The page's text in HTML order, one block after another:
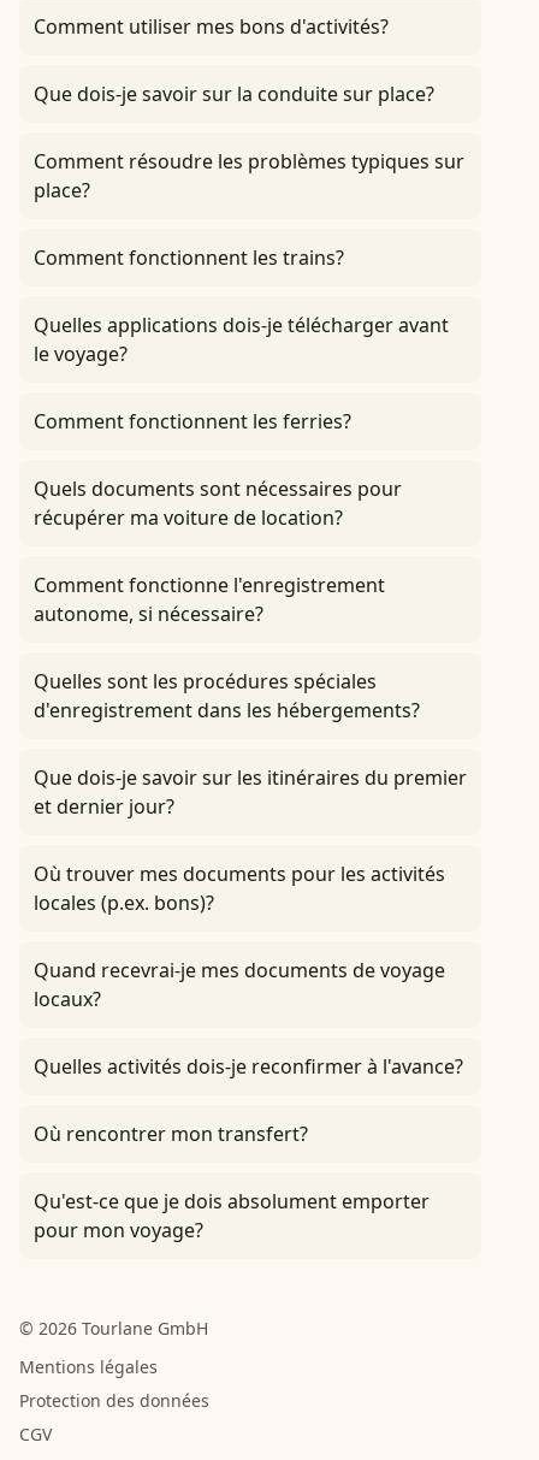
Comment utiliser mes bons d'activités?
Que dois-je savoir sur la conduite sur place?
Comment résoudre les problèmes typiques sur
place?
Comment fonctionnent les trains?
Quelles applications dois-je télécharger avant
le voyage?
Comment fonctionnent les ferries?
Quels documents sont nécessaires pour
récupérer ma voiture de location?
Comment fonctionne l'enregistrement
autonome, si nécessaire?
Quelles sont les procédures spéciales
d'enregistrement dans les hébergements?
Que dois-je savoir sur les itinéraires du premier
et dernier jour?
Où trouver mes documents pour les activités
locales (p.ex. bons)?
Quand recevrai-je mes documents de voyage
locaux?
Quelles activités dois-je reconfirmer à l'avance?
Où rencontrer mon transfert?
Qu'est-ce que je dois absolument emporter
pour mon voyage?
© 2026 Tourlane GmbH
Mentions légales
Protection des données
CGV